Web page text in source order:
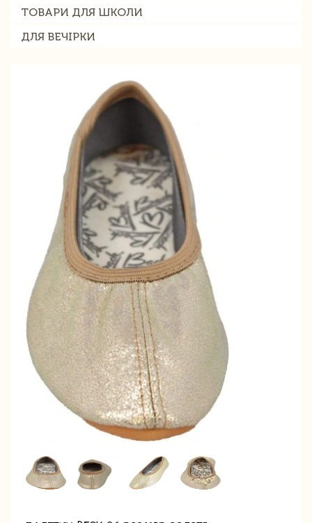
ТОВАРИ ДЛЯ ШКОЛИ
ДЛЯ ВЕЧІРКИ